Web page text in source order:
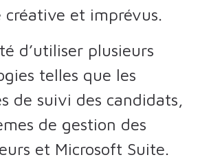
créative et imprévus.
d’utiliser plusieurs
telles que les
de suivi des candidats,
de gestion des
et Microsoft Suite.